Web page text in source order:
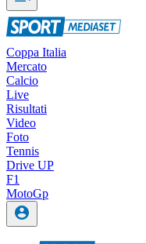
Coppa Italia
Mercato
Calcio
Live
Risultati
Video
Foto
Tennis
Drive UP
F1
MotoGp